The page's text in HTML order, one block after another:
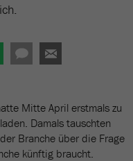
Mitte April erstmals zu
Damals tauschten
Branche über die Frage
künftig braucht.